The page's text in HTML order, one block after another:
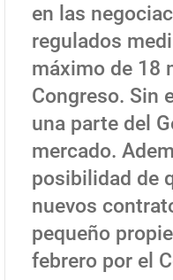
en las
regulados
máximo de 18
Congreso. Sin
una parte del
mercado.
posibilidad de
nuevos
pequeño
febrero por el